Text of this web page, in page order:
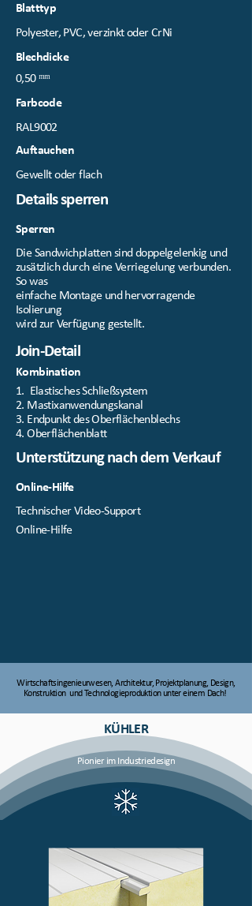
Blatttyp
Polyester, PVC, verzinkt oder CrNi
Blechdicke
0,50 ᵐᵐ
Farbcode
RAL9002
Auftauchen
Gewellt oder flach
Details sperren
Sperren
Die Sandwichplatten sind doppelgelenkig und
zusätzlich durch eine Verriegelung verbunden.
So was
einfache Montage und hervorragende
Isolierung
wird zur Verfügung gestellt.
Join-Detail
Kombination
1. Elastisches Schließsystem
2. Mastixanwendungskanal
3. Endpunkt des Oberflächenblechs
4. Oberflächenblatt
Unterstützung nach dem Verkauf
Online-Hilfe
Technischer Video-Support
Online-Hilfe
Wirtschaftsingenieurwesen, Architektur, Projektplanung, Design,
Konstruktion und Technologieproduktion unter einem Dach!
KÜHLER
Pionier im Industriedesign